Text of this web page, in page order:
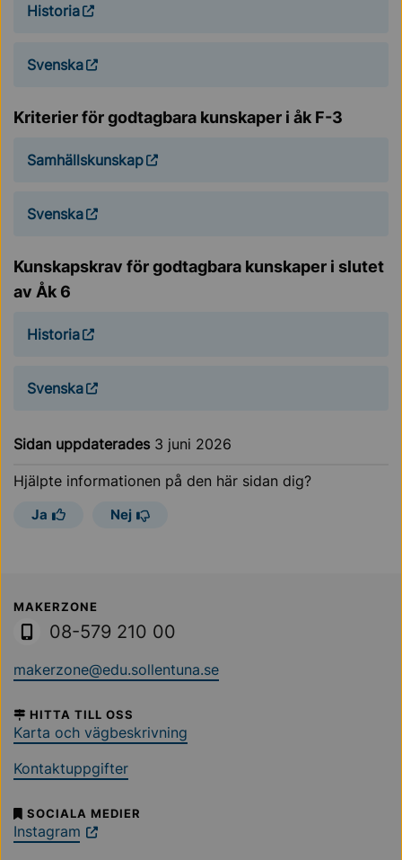
Historia
Svenska
Kriterier för godtagbara kunskaper i åk F-3
Samhällskunskap
Svenska
Kunskapskrav för godtagbara kunskaper i slutet
av Åk 6
Historia
Svenska
Sidan uppdaterades 3 juni 2026
Hjälpte informationen på den här sidan dig?
Ja Nej
Sollentuna Kommun
MAKERZONE
08-579 210 00
makerzone@edu.sollentuna.se
HITTA TILL OSS
Karta och vägbeskrivning
Kontaktuppgifter
SOCIALA MEDIER
Instagram